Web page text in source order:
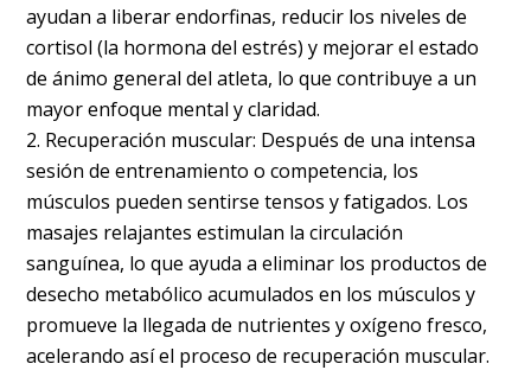
ayudan a liberar endorfinas, reducir los niveles de
cortisol (la hormona del estrés) y mejorar el estado
de ánimo general del atleta, lo que contribuye a un
mayor enfoque mental y claridad.
Recuperación muscular: Después de una intensa
sesión de entrenamiento o competencia, los
músculos pueden sentirse tensos y fatigados. Los
masajes relajantes estimulan la circulación
sanguínea, lo que ayuda a eliminar los productos de
desecho metabólico acumulados en los músculos y
promueve la llegada de nutrientes y oxígeno fresco,
acelerando así el proceso de recuperación muscular.